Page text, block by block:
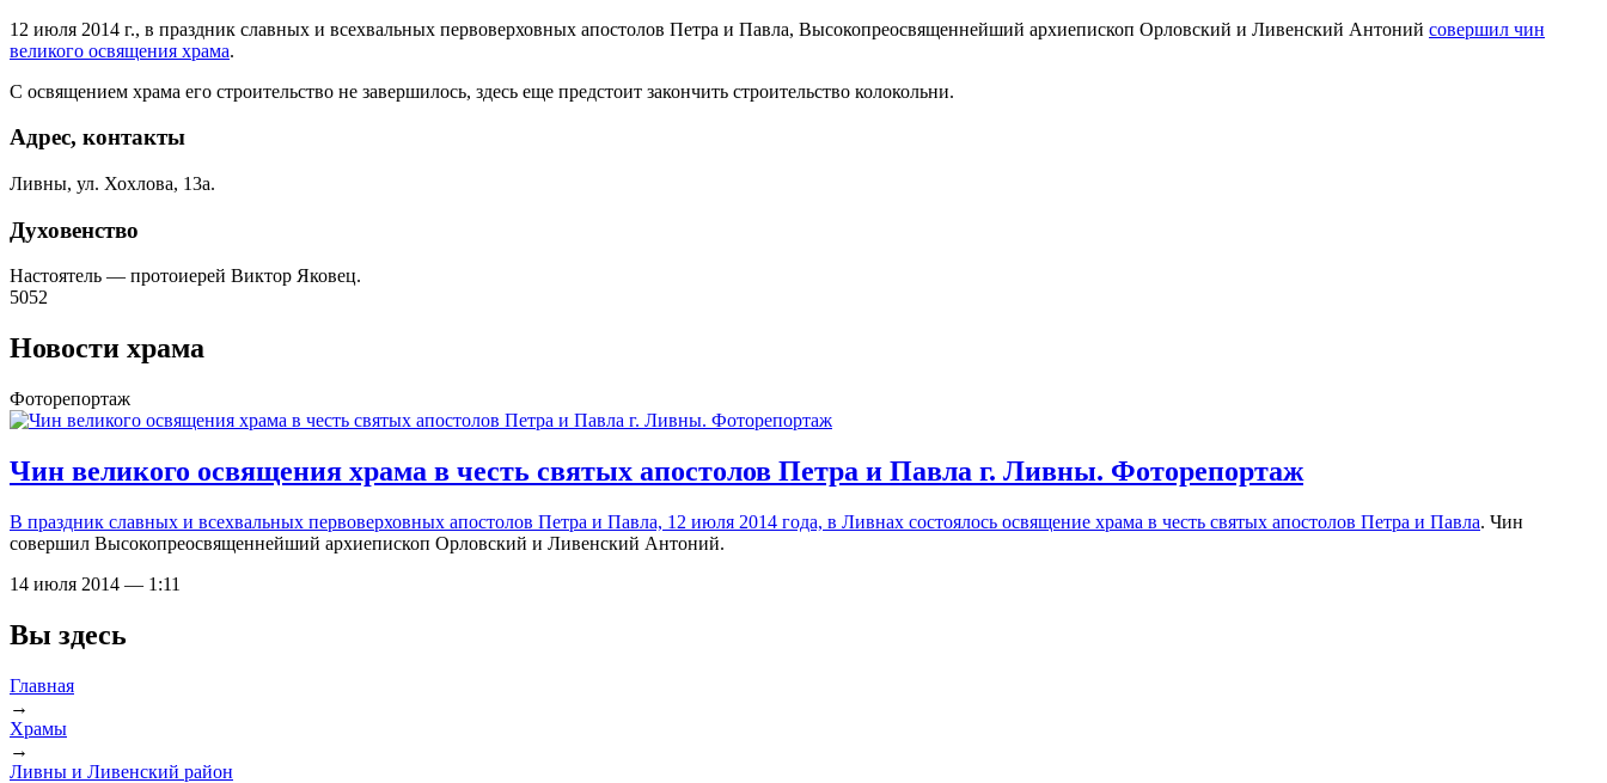
12 июля 2014 г., в праздник cлавных и всехвальных первоверховных апостолов Петра и Павла, Высокопреосвященнейший архиепископ Орловский и Ливенский Антоний совершил чин
великого освящения храма.
С освящением храма его строительство не завершилось, здесь еще предстоит закончить строительство колокольни.
Адрес, контакты
Ливны, ул. Хохлова, 13а.
Духовенство
Настоятель — протоиерей Виктор Яковец.
5052
Новости храма
Фоторепортаж
Чин великого освящения храма в честь святых апостолов Петра и Павла г. Ливны. Фоторепортаж
В праздник славных и всехвальных первоверховных апостолов Петра и Павла, 12 июля 2014 года, в Ливнах состоялось освящение храма в честь святых апостолов Петра и Павла. Чин
совершил Высокопреосвященнейший архиепископ Орловский и Ливенский Антоний.
14 июля 2014 — 1:11
Вы здесь
Главная
→
Храмы
→
Ливны и Ливенский район